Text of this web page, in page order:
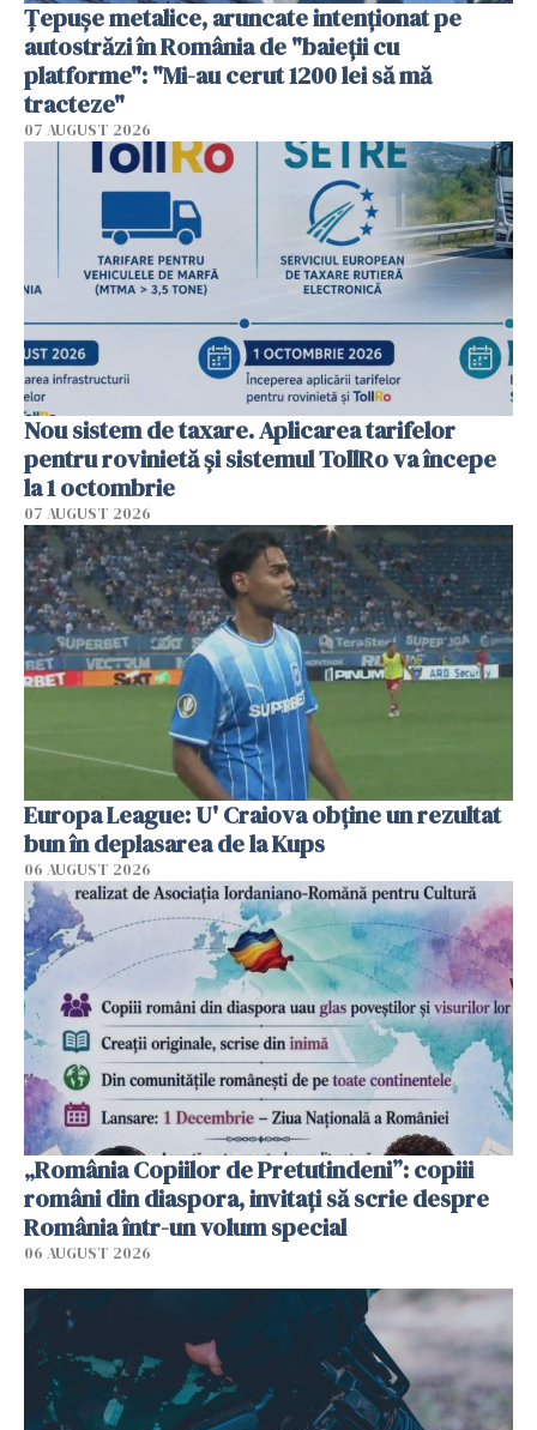
Țepușe metalice, aruncate intenționat pe
autostrăzi în România de "baieții cu
platforme": "Mi-au cerut 1200 lei să mă
tracteze"
07 AUGUST 2026
Nou sistem de taxare. Aplicarea tarifelor
pentru rovinietă şi sistemul TollRo va începe
la 1 octombrie
07 AUGUST 2026
Europa League: U' Craiova obține un rezultat
bun în deplasarea de la Kups
06 AUGUST 2026
„România Copiilor de Pretutindeni”: copiii
români din diaspora, invitați să scrie despre
România într-un volum special
06 AUGUST 2026